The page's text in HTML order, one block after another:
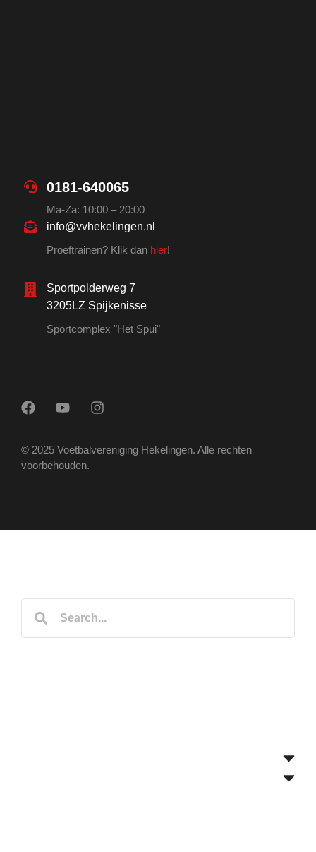
0181-640065
Ma-Za: 10:00 – 20:00
info@vvhekelingen.nl
Proeftrainen? Klik dan hier!
Sportpolderweg 7
3205LZ Spijkenisse
Sportcomplex "Het Spui"
© 2025 Voetbalvereniging Hekelingen. Alle rechten
voorbehouden.